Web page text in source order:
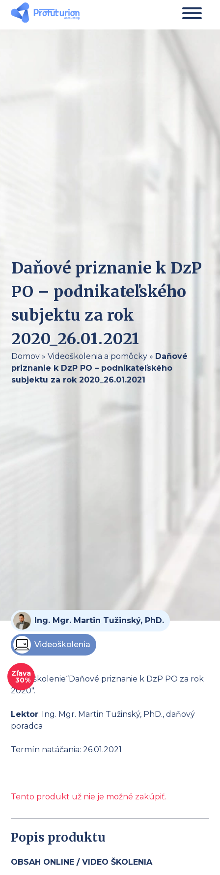
Daňové priznanie k DzP
PO – podnikateľského
subjektu za rok
2020_26.01.2021
Domov» Videoškolenia a pomôcky» Daňové
priznanie k DzP PO – podnikateľského
subjektu za rok 2020_26.01.2021
Ing. Mgr. Martin Tužinský, PhD.
Videoškolenia
Zľava
30%
Videoškolenie“Daňové priznanie k DzP PO za rok
2020″.
Lektor: Ing. Mgr. Martin Tužinský, PhD., daňový
poradca
Termín natáčania: 26.01.2021
Tento produkt už nie je možné zakúpiť.
Popis produktu
OBSAH ONLINE / VIDEO ŠKOLENIA